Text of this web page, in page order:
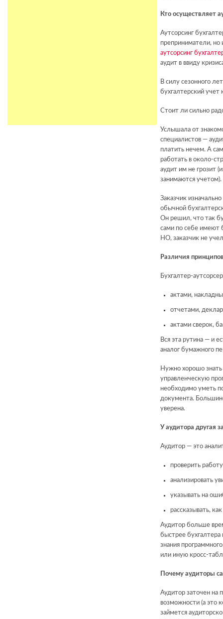
Кто осуществляет
Аутсорсинг
преприниматели, но
аутсорсинг
аудит в ввиду
В силу сезонного
бухгалтерский
Стоит ли сильно
Услышала от
специалистов —
платить нечем. А
работать в около-
аудит им не грозит
занимаются учетом).
Заказчик
обычной
Он решил, что так
сами по себе имеют
НО, заказчик не
Различия
Бухгалтер-
актами,
отчетами,
актами сверок,
Вся эта рутина — и
аналог бумажного
Нужно хорошо знать
управленческую
необходимо уметь
документа.
уверена.
У аудитора другая
Аудитор — это
проверить
анализировать
указывать на
рассказывать,
Аудитор больше
быстрее бухгалтера
знания
или иную кросс-
Почему аудиторы
Аудитор заточен на
возможности (а это
займется